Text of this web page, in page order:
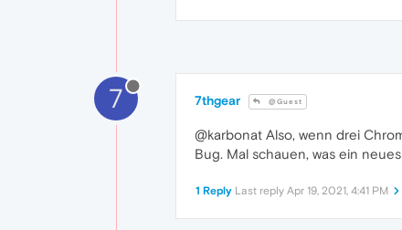
7 7thgear @Guest
@karbonat Also, wenn drei
Bug. Mal schauen, was ein
1 Reply Last reply Apr 19, 2021, 4:41 PM